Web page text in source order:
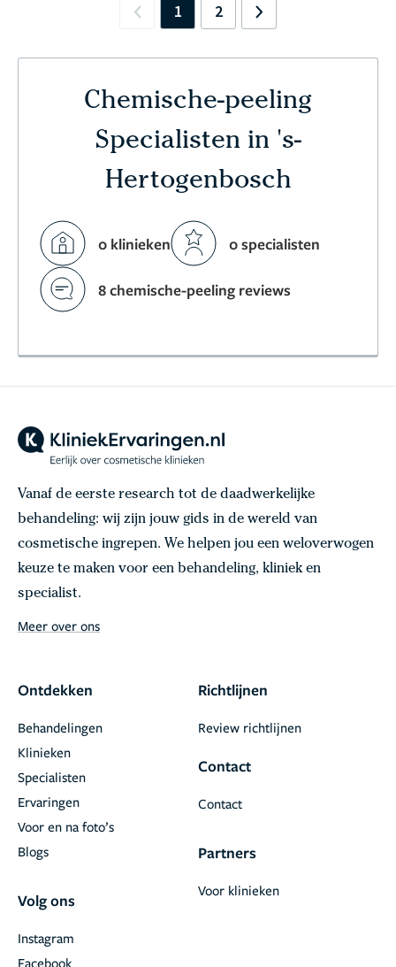
Previous
1 2 Next
Chemische-peeling
Specialisten in 's-
Hertogenbosch
0 klinieken 0 specialisten
8 chemische-peeling reviews
Vanaf de eerste research tot de daadwerkelijke
behandeling: wij zijn jouw gids in de wereld van
cosmetische ingrepen. We helpen jou een weloverwogen
keuze te maken voor een behandeling, kliniek en
specialist.
Meer over ons
Ontdekken
Behandelingen
Klinieken
Specialisten
Ervaringen
Voor en na foto’s
Blogs
Volg ons
Facebook
Instagram
Richtlijnen
Review richtlijnen
Contact
Contact
Partners
Voor klinieken